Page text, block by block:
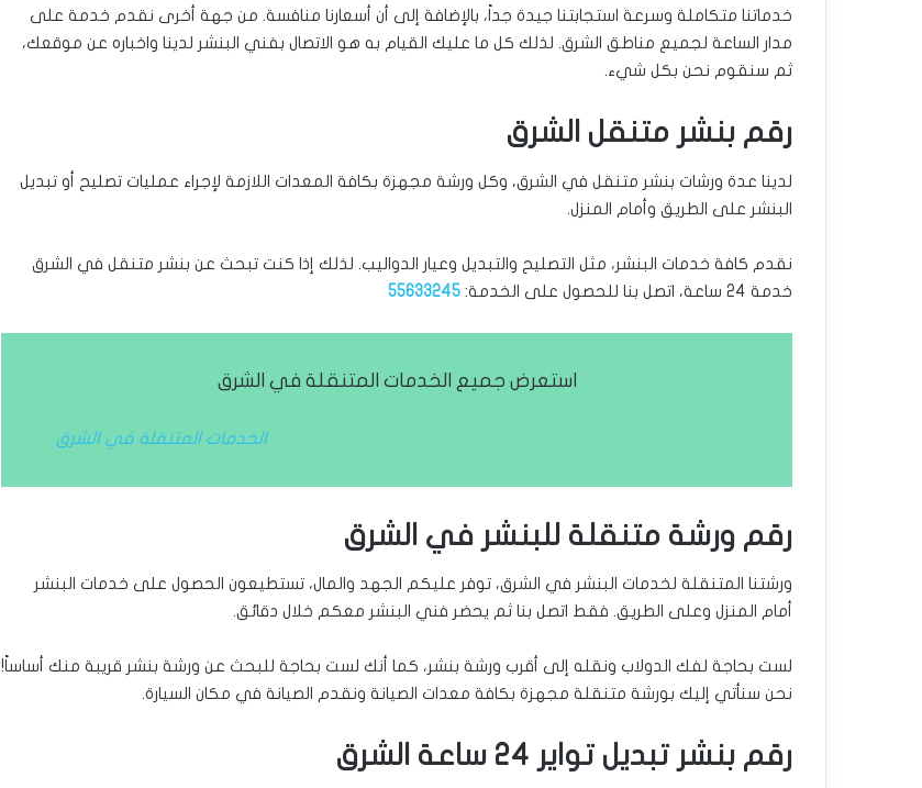
خدماتنا متكاملة وسرعة استجابتنا جيدة جداً، بالإضافة إلى أن أسعارنا منافسة. من جهة أخرى نقدم خدمة على
مدار الساعة لجميع مناطق الشرق. لذلك كل ما عليك القيام به هو الاتصال بفني البنشر لدينا واخباره عن موقعك،
ثم سنقوم نحن بكل شيء.
رقم بنشر متنقل الشرق
لدينا عدة ورشات بنشر متنقل في الشرق، وكل ورشة مجهزة بكافة المعدات اللازمة لإجراء عمليات تصليح أو تبديل
البنشر على الطريق وأمام المنزل.
نقدم كافة خدمات البنشر، مثل التصليح والتبديل وعيار الدواليب. لذلك إذا كنت تبحث عن بنشر متنقل في الشرق
خدمة 24 ساعة، اتصل بنا للحصول على الخدمة:
55633245
استعرض جميع الخدمات المتنقلة في الشرق
الخدمات المتنقلة في الشرق
رقم ورشة متنقلة للبنشر في الشرق
ورشتنا المتنقلة لخدمات البنشر في الشرق، توفر عليكم الجهد والمال، تستطيعون الحصول على خدمات البنشر
أمام المنزل وعلى الطريق. فقط اتصل بنا ثم يحضر فني البنشر معكم خلال دقائق.
لست بحاجة لفك الدولاب ونقله إلى أقرب ورشة بنشر، كما أنك لست بحاجة للبحث عن ورشة بنشر قريبة منك أساساً!
نحن سنأتي إليك بورشة متنقلة مجهزة بكافة معدات الصيانة ونقدم الصيانة في مكان السيارة.
رقم بنشر تبديل تواير 24 ساعة الشرق